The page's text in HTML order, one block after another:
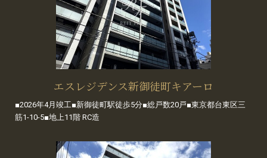
エスレジデンス新御徒町キアーロ
■2026年4月竣工■新御徒町駅徒歩5分■総戸数20戸■東京都台東区三
筋1-10-5■地上11階 RC造